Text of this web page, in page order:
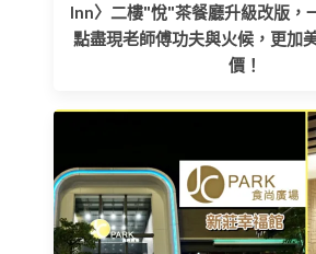
Inn〉二樓"悅"茶餐廳升級改版，
點盡現老師傅功夫與火候，更加
價！